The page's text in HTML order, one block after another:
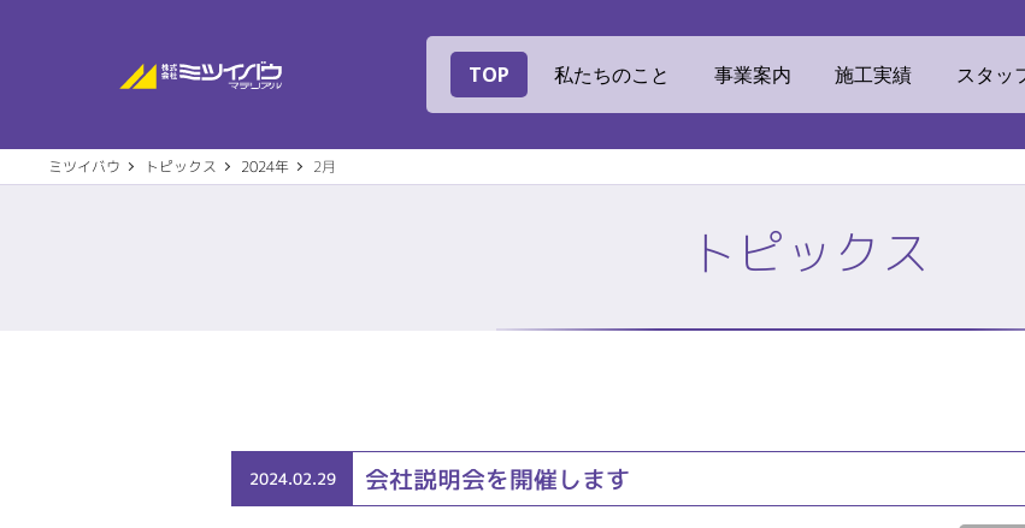
株式会社ミツイバウマテリアル
TOP 私たちのこと
代表挨拶・経営理念 ビジネスドメイン
専用加工センター
事業案内
建築素材
住宅設備機器 その他事業
ECOリフ
施工実績 スタッ
私たちのこと
ミツイバウ トピックス 2024年 2月
トピックス
2024.02.29 会社説明会を開催します